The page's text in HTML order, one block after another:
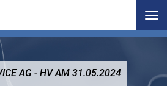
AG - HV AM 31.05.2024